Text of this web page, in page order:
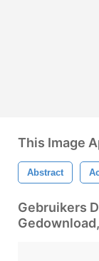
This Image
Abstract
Gebruikers